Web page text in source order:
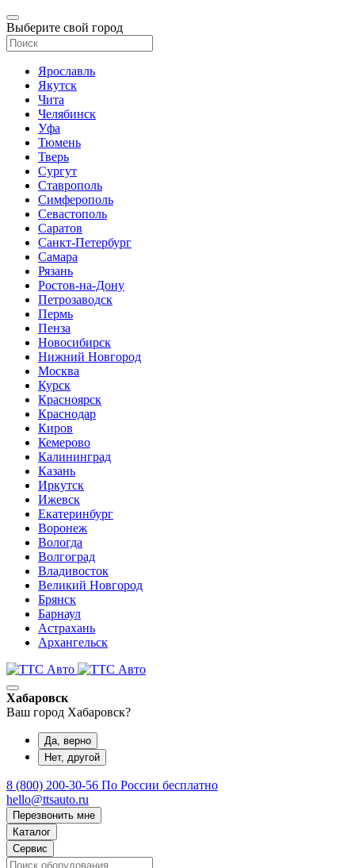
Выберите свой город
Ярославль
Якутск
Чита
Челябинск
Уфа
Тюмень
Тверь
Сургут
Ставрополь
Симферополь
Севастополь
Саратов
Санкт-Петербург
Самара
Рязань
Ростов-на-Дону
Петрозаводск
Пермь
Пенза
Новосибирск
Нижний Новгород
Москва
Курск
Красноярск
Краснодар
Киров
Кемерово
Калининград
Казань
Иркутск
Ижевск
Екатеринбург
Воронеж
Вологда
Волгоград
Владивосток
Великий Новгород
Брянск
Барнаул
Астрахань
Архангельск
Хабаровск
Ваш город Хабаровск?
Да, верно
Нет, другой
8 (800) 200-30-56 По России бесплатно
hello@ttsauto.ru
Перезвонить мне
Каталог
Сервис